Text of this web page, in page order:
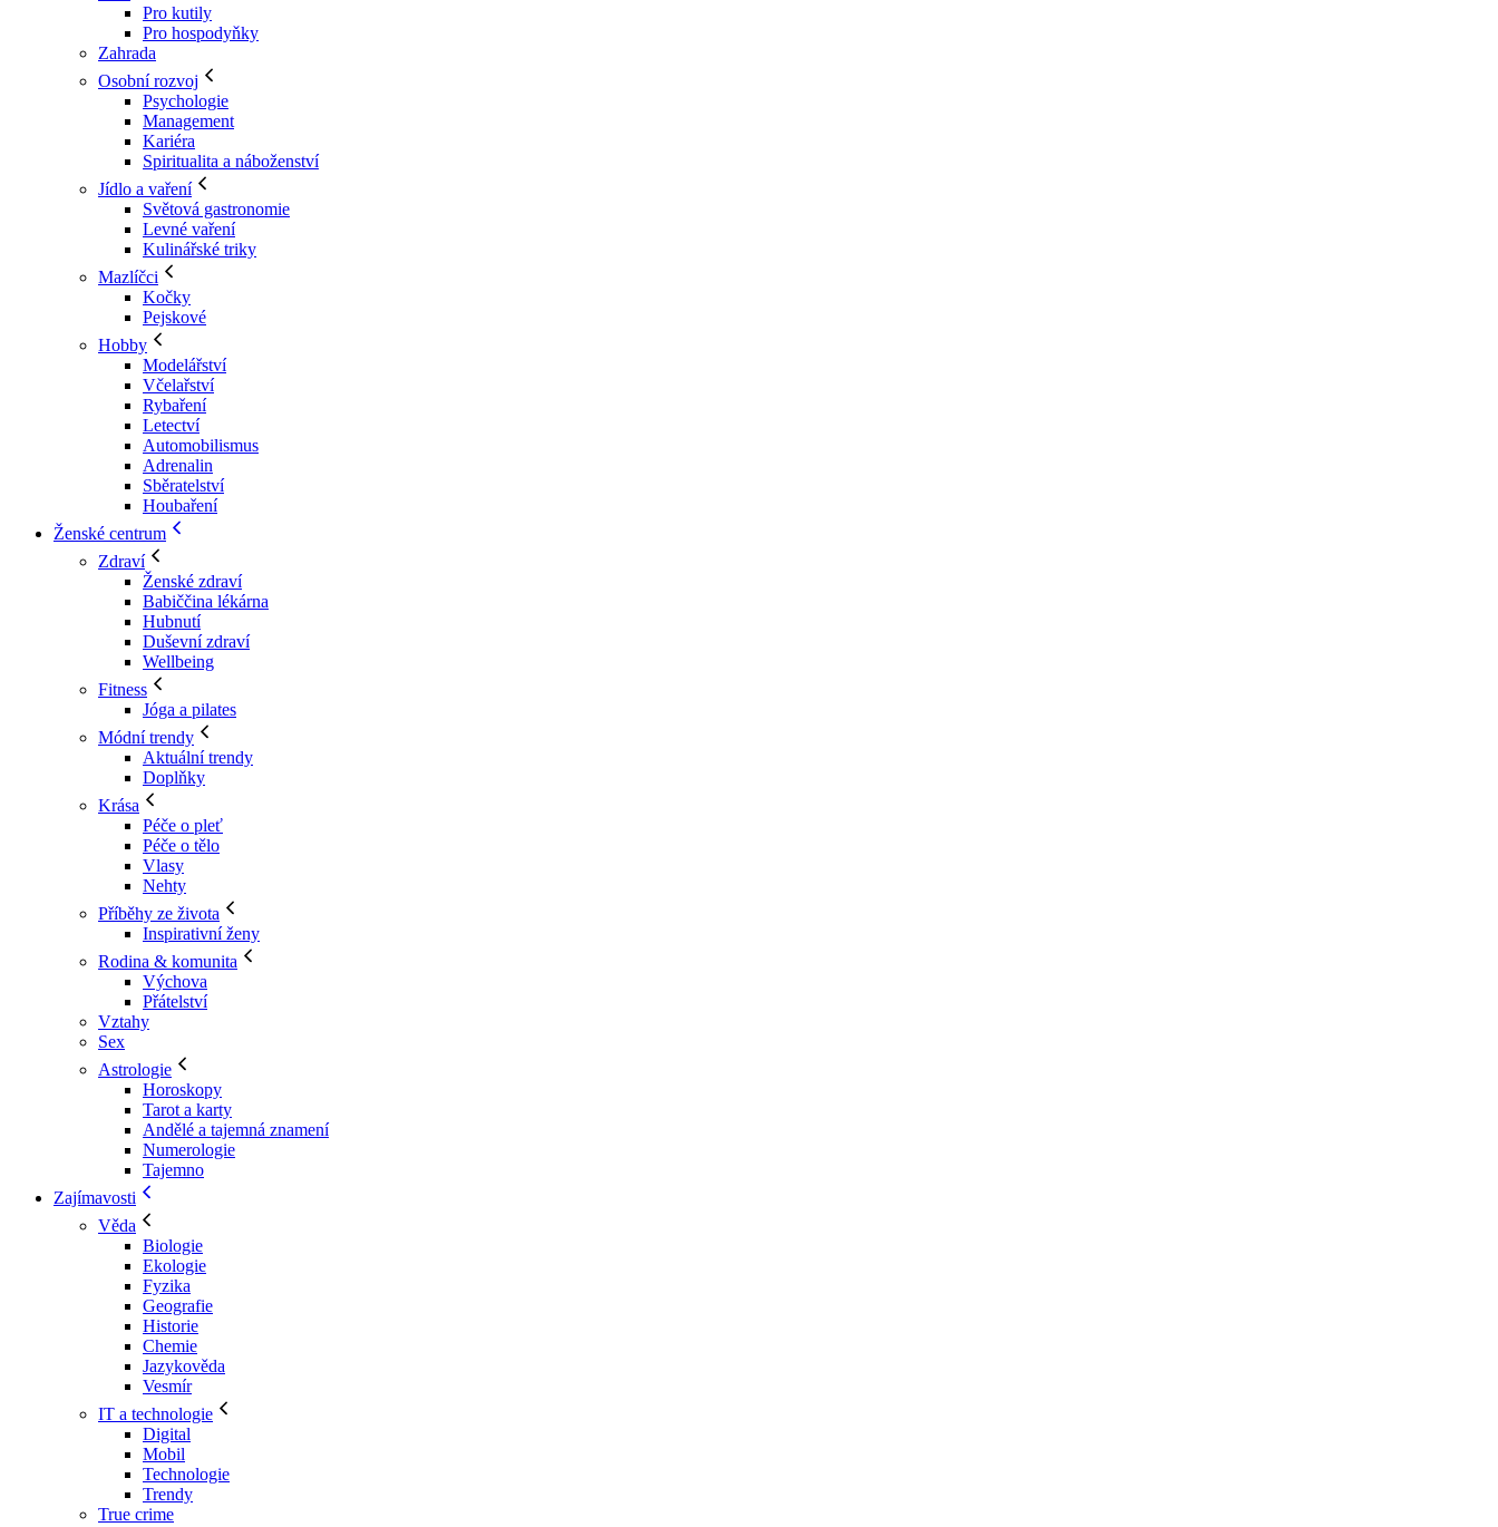
Pro kutily
Pro hospodyňky
Zahrada
Osobní rozvoj
Psychologie
Management
Kariéra
Spiritualita a náboženství
Jídlo a vaření
Světová gastronomie
Levné vaření
Kulinářské triky
Mazlíčci
Kočky
Pejskové
Hobby
Modelářství
Včelařství
Rybaření
Letectví
Automobilismus
Adrenalin
Sběratelství
Houbaření
Ženské centrum
Zdraví
Ženské zdraví
Babiččina lékárna
Hubnutí
Duševní zdraví
Wellbeing
Fitness
Jóga a pilates
Módní trendy
Aktuální trendy
Doplňky
Krása
Péče o pleť
Péče o tělo
Vlasy
Nehty
Příběhy ze života
Inspirativní ženy
Rodina & komunita
Výchova
Přátelství
Vztahy
Sex
Astrologie
Horoskopy
Tarot a karty
Andělé a tajemná znamení
Numerologie
Tajemno
Zajímavosti
Věda
Biologie
Ekologie
Fyzika
Geografie
Historie
Chemie
Jazykověda
Vesmír
IT a technologie
Digital
Mobil
Technologie
Trendy
True crime